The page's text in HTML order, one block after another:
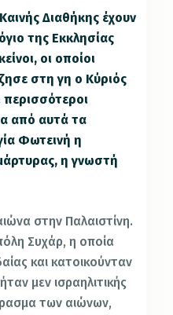
Διαθήκης έχουν
της Εκκλησίας
οι οποίοι
στη γη ο Κύριός
περισσότεροι
από αυτά τα
Φωτεινή η
η γνωστή
στην Παλαιστίνη.
Συχάρ, η οποία
και κατοικούνταν
μεν ισραηλιτικής
των αιώνων,